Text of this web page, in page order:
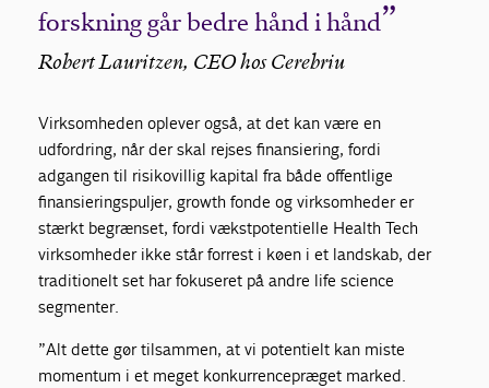
forskning går bedre hånd i hånd
Robert Lauritzen, CEO hos Cerebriu
Virksomheden oplever også, at det kan være en
udfordring, når der skal rejses finansiering, fordi
adgangen til risikovillig kapital fra både offentlige
finansieringspuljer, growth fonde og virksomheder er
stærkt begrænset, fordi vækstpotentielle Health Tech
virksomheder ikke står forrest i køen i et landskab, der
traditionelt set har fokuseret på andre life science
segmenter.
”Alt dette gør tilsammen, at vi potentielt kan miste
momentum i et meget konkurrencepræget marked.